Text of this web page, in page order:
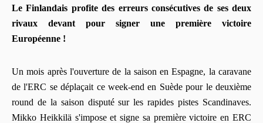
Le Finlandais profite des erreurs consécutives de ses deux
rivaux devant pour signer une première victoire
Européenne !
Un mois après l'ouverture de la saison en Espagne, la caravane
de l'ERC se déplaçait ce week-end en Suède pour le deuxième
round de la saison disputé sur les rapides pistes Scandinaves.
Mikko Heikkilä s'impose et signe sa première victoire en ERC